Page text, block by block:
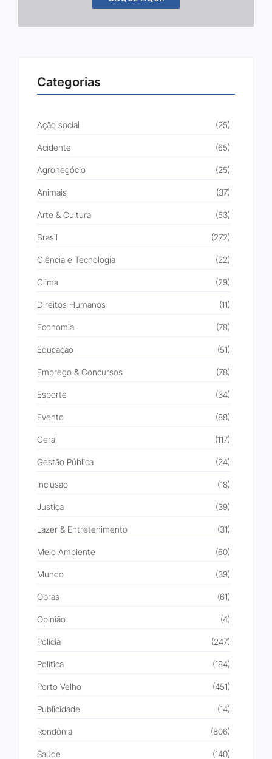
Categorias
Ação social (25)
Acidente (65)
Agronegócio (25)
Animais (37)
Arte & Cultura (53)
Brasil (272)
Ciência e Tecnologia (22)
Clima (29)
Direitos Humanos (11)
Economia (78)
Educação (51)
Emprego & Concursos (78)
Esporte (34)
Evento (88)
Geral (117)
Gestão Pública (24)
Inclusão (18)
Justiça (39)
Lazer & Entretenimento (31)
Meio Ambiente (60)
Mundo (39)
Obras (61)
Opinião (4)
Polícia (247)
Política (184)
Porto Velho (451)
Publicidade (14)
Rondônia (806)
Saúde (140)